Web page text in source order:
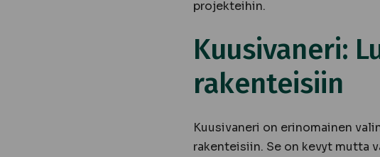
projekteihin.
Kuusivaneri:
rakenteisiin
Kuusivaneri on erinomainen
rakenteisiin. Se on kevyt mutta